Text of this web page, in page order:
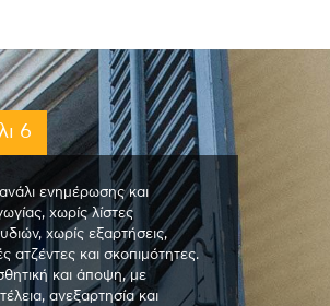
6
ενημέρωσης και
χωρίς λίστες
χωρίς εξαρτήσεις,
ατζέντες και σκοπιμότητες.
και άποψη, με
ανεξαρτησία και